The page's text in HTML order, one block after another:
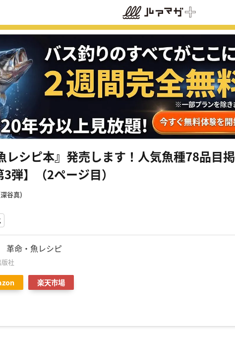
レシピ本』発売します！人気魚種78品目掲
弾】（2ページ目）
谷真)
命・魚レシピ
社
楽天市場